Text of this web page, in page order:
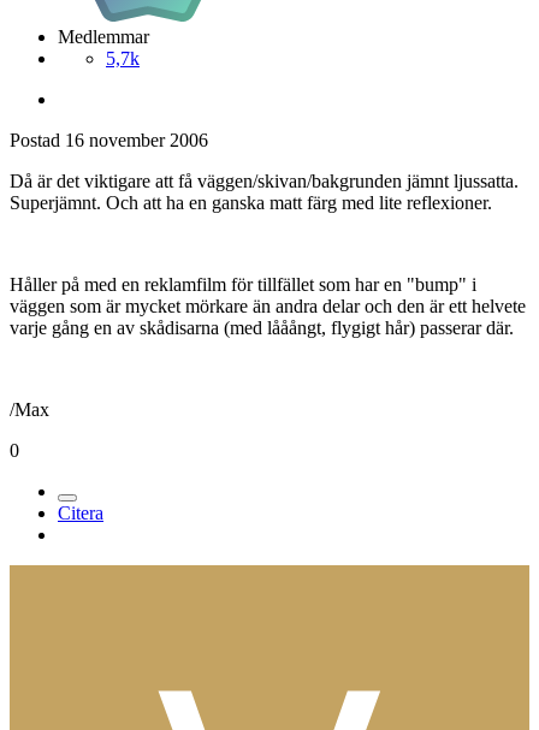
Medlemmar
5,7k
Postad 16 november 2006
Då är det viktigare att få väggen/skivan/bakgrunden jämnt ljussatta.
Superjämnt. Och att ha en ganska matt färg med lite reflexioner.
Håller på med en reklamfilm för tillfället som har en "bump" i
väggen som är mycket mörkare än andra delar och den är ett helvete
varje gång en av skådisarna (med lååångt, flygigt hår) passerar där.
/Max
0
Citera